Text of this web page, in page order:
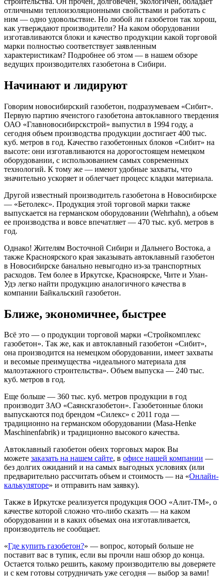
отличными теплоизоляционными свойствами и работать с
ним — одно удовольствие. Но любой ли газобетон так хорош,
как утверждают производители? На каком оборудовании
изготавливаются блоки и качество продукции какой торговой
марки полностью соответствует заявленным
характеристикам? Подробнее об этом — в нашем обзоре
ведущих производителях газобетона в Сибири.
Начинают и лидируют
Говорим новосибирский газобетон, подразумеваем «Сибит».
Первую партию ячеистого газобетона автоклавного твердения
ОАО «Главновосибирскстрой» выпустил в 1994 году, а
сегодня объем производства продукции достигает 400 тыс.
куб. метров в год. Качество газобетонных блоков «Сибит» на
высоте: они изготавливаются на дорогостоящем немецком
оборудовании, с использованием самых современных
технологий. К тому же — имеют удобные захваты, что
значительно ускоряет и облегчает процесс кладки материала.
Другой известный производитель газобетона в Новосибирске
— «Бетолекс». Продукция этой торговой марки также
выпускается на германском оборудовании (Wehrhahn), а объем
ее производства и вовсе впечатляет — 470 тыс. куб. метров в
год.
Однако! Жителям Восточной Сибири и Дальнего Востока, а
также Красноярского края заказывать автоклавный газобетон
в Новосибирске банально невыгодно из-за транспортных
расходов. Тем более в Иркутске, Красноярске, Чите и Улан-
Удэ легко найти продукцию аналогичного качества в
компании Байкальский газобетон.
Ближе, экономичнее, быстрее
Всё это — о продукции торговой марки «Стройкомплекс
газобетон». Так же, как и автоклавный газобетон «Сибит»,
она производится на немецком оборудовании, имеет захваты
и весомые преимущества «идеального материала для
малоэтажного строительства». Объем выпуска — 240 тыс.
куб. метров в год.
Еще больше — 360 тыс. куб. метров продукции в год
производит ЗАО «Саянскгазобетон». Газобетонные блоки
выпускаются под брендом «Силекс» с 2011 года —
традиционно на германском оборудовании (Masa-Henke
Maschinenfabrik) и традиционно высокого качества.
Автоклавный газобетон обеих торговых марок Вы
можете заказать на нашем сайте, в офисе нашей компании —
без долгих ожиданий и на самых выгодных условиях (или
предварительно рассчитать объем и стоимость — на «Онлайн-
калькуляторе» и отправить нам заявку).
Также в Иркутске реализуется продукция ООО «Алит-ТМ», о
качестве которой сложно что-либо сказать — на каком
оборудовании и в каких объемах она изготавливается,
производитель не сообщает.
«Где купить газобетон?» — вопрос, который больше не
поставит вас в тупик, если вы прочли наш обзор до конца.
Остается только решить, какому производителю вы доверяете
и с кем готовы сотрудничать уже сегодня — выбор за вами!